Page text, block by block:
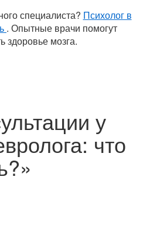
специалиста? Психолог в
. Опытные врачи помогут
здоровье мозга.
у
что